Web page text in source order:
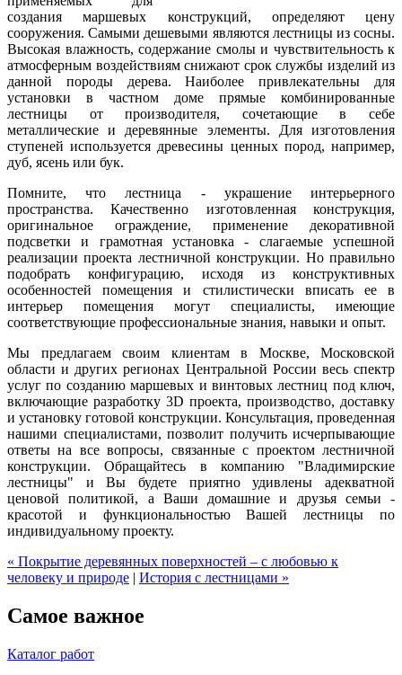
создания маршевых конструкций, определяют цену
сооружения. Самыми дешевыми являются лестницы из сосны.
Высокая влажность, содержание смолы и чувствительность к
атмосферным воздействиям снижают срок службы изделий из
данной породы дерева. Наиболее привлекательны для
установки в частном доме прямые комбинированные
лестницы от производителя, сочетающие в себе
металлические и деревянные элементы. Для изготовления
ступеней используется древесины ценных пород, например,
дуб, ясень или бук.
Помните, что лестница - украшение интерьерного
пространства. Качественно изготовленная конструкция,
оригинальное ограждение, применение декоративной
подсветки и грамотная установка - слагаемые успешной
реализации проекта лестничной конструкции. Но правильно
подобрать конфигурацию, исходя из конструктивных
особенностей помещения и стилистически вписать ее в
интерьер помещения могут специалисты, имеющие
соответствующие профессиональные знания, навыки и опыт.
Мы предлагаем своим клиентам в Москве, Московской
области и других регионах Центральной России весь спектр
услуг по созданию маршевых и винтовых лестниц под ключ,
включающие разработку 3D проекта, производство, доставку
и установку готовой конструкции. Консультация, проведенная
нашими специалистами, позволит получить исчерпывающие
ответы на все вопросы, связанные с проектом лестничной
конструкции. Обращайтесь в компанию "Владимирские
лестницы" и Вы будете приятно удивлены адекватной
ценовой политикой, а Ваши домашние и друзья семьи -
красотой и функциональностью Вашей лестницы по
индивидуальному проекту.
« Покрытие деревянных поверхностей – с любовью к
человеку и природе | История с лестницами »
Самое важное
Каталог работ